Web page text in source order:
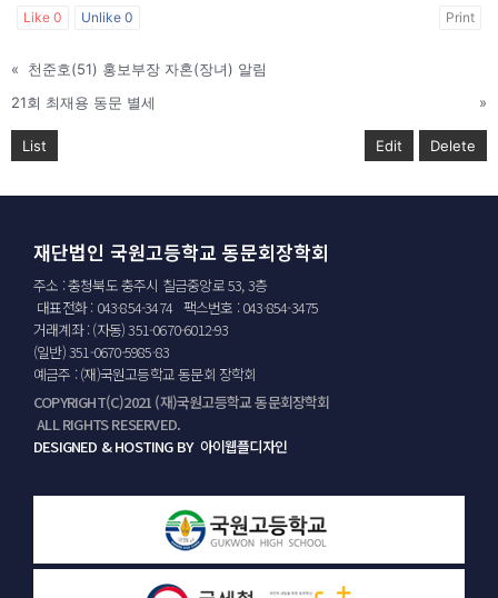
Like 0 Unlike 0 Print
«
천준호(51) 홍보부장 자혼(장녀) 알림
21회 최재용 동문 별세
»
List Edit Delete
재단법인 국원고등학교 동문회장학회
주소 : 충청북도 충주시 칠금중앙로 53, 3층
대표전화 : 043-854-3474 팩스번호 : 043-854-3475
거래계좌 : (자동) 351-0670-6012-93
(일반) 351-0670-5985-83
예금주 : (재)국원고등학교 동문회 장학회
COPYRIGHT(C)2021 (재)국원고등학교 동문회장학회
ALL RIGHTS RESERVED.
DESIGNED & HOSTING BY 아이웹플디자인